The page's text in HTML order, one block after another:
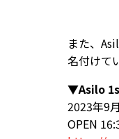
また、
名付けて
▼Asilo
2023年9
OPEN